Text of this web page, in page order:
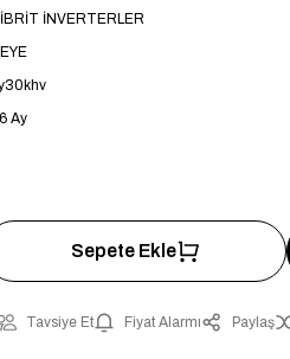
İNVERTERLER
Ay
Sepete Ekle
Tavsiye Et Fiyat Alarmı Paylaş